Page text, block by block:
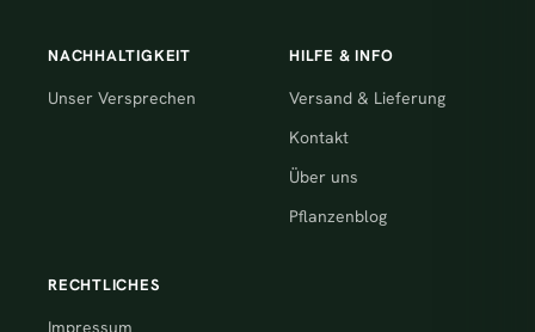
NACHHALTIGKEIT
Unser Versprechen
HILFE & INFO
Versand & Lieferung
Kontakt
Über uns
Pflanzenblog
RECHTLICHES
Impressum